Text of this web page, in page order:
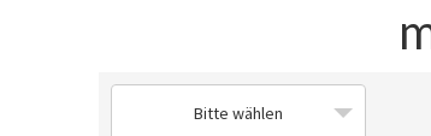
Bitte wählen